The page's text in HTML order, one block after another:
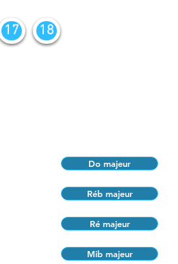
17 18
Do majeur
Réb majeur
Ré majeur
Mib majeur